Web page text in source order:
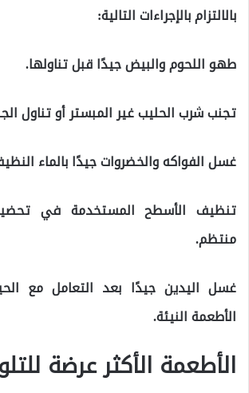
بالالتزام بالإجراءات التالية:
طهو اللحوم والبيض جيدًا قبل تناولها.
تجنب شرب الحليب غير المبستر أو تناول
غسل الفواكه والخضروات جيدًا بالماء
تنظيف الأسطح المستخدمة في
منتظم.
غسل اليدين جيدًا بعد التعامل مع
الأطعمة النيئة.
الأطعمة الأكثر عرضة